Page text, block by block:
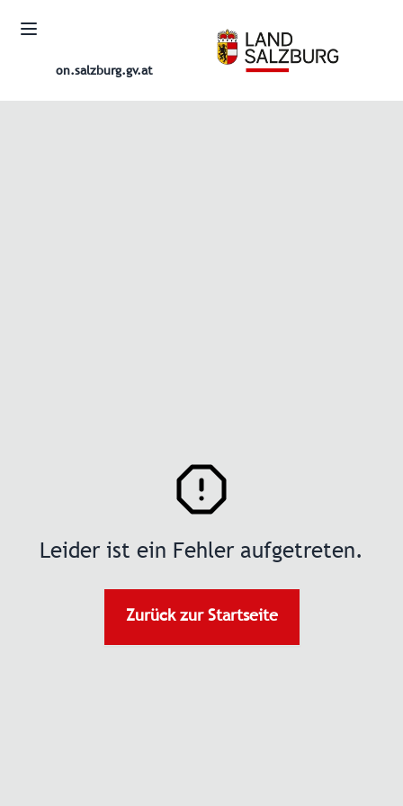
on.salzburg.gv.at
Leider ist ein Fehler aufgetreten.
Zurück zur Startseite